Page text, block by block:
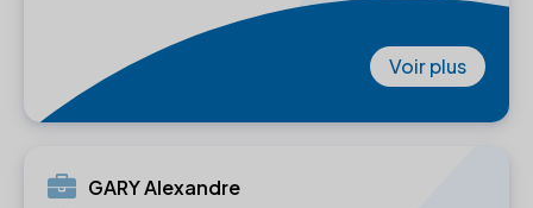
Voir plus
GARY Alexandre